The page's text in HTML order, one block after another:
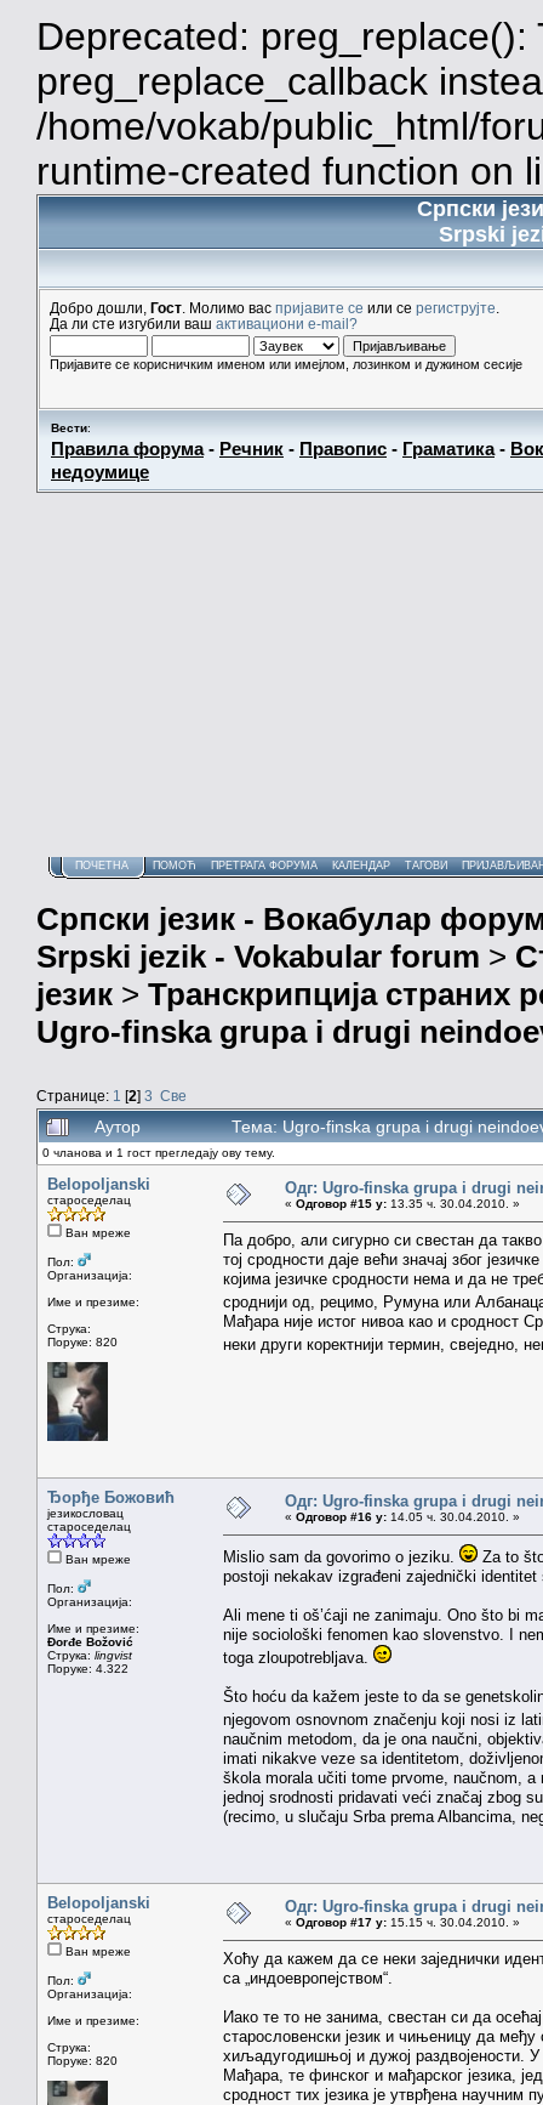
Deprecated:
preg_replace_callback
/home/vokab/public_html/
runtime-created function on
Српски
Srpski
Добро дошли, Гост . Молимо вас пријавите се или се региструјте
Да ли сте изгубили ваш активациони e-mail?
Пријавите се корисничким именом или имејлом, лозинком и дужином сесије
Вести:
Правила форума- Речник - Правопис - Граматика-
недоумице
ПОЧЕТНА ПОМОЋ ПРЕТРАГА ФОРУМА КАЛЕНДАР ТАГОВИ
Српски језик - Вокабулар
Srpski jezik - Vokabular forum >
језик > Транскрипција страних
Ugro-finska grupa i drugi
Странице: 1 [2] 3 Све
Аутор Тема: Ugro-finska grupa i drugi
0 чланова и 1 гост прегледају ову тему.
Belopoljanski
староседелац
Ван мреже
Пол:
Организација:
Име и презиме:
Струка:
Поруке: 820
Одг: Ugro-finska grupa i drugi
« Одговор #15 у: 13.35 ч. 30.04.2010. »
Па добро, али сигурно си свестан да
тој сродности даје већи значај због
којима језичке сродности нема и да не
сроднији од, рецимо, Румуна или
Мађара није истог нивоа као и сродност
неки други коректнији термин, свеједно,
Ђорђе Божовић
језикословац
староседелац
Ван мреже
Пол:
Организација:
Име и презиме:
Đorđe Božović
Струка: lingvist
Поруке: 4.322
Одг: Ugro-finska grupa i drugi
« Одговор #16 у: 14.05 ч. 30.04.2010. »
Mislio sam da govorimo o jeziku.
Za to
postoji nekakav izgrađeni zajednički
Ali mene ti oš’ćaji ne zanimaju. Ono što bi
nije sociološki fenomen kao slovenstvo. I
toga zloupotrebljava.
Što hoću da kažem jeste to da se
njegovom osnovnom značenju koji nosi iz
naučnim metodom, da je ona naučni,
imati nikakve veze sa identitetom,
škola morala učiti tome prvome, naučnom,
jednoj srodnosti pridavati veći značaj zbog
(recimo, u slučaju Srba prema Albancima,
Belopoljanski
староседелац
Ван мреже
Пол:
Организација:
Име и презиме:
Струка:
Поруке: 820
Одг: Ugro-finska grupa i drugi
« Одговор #17 у: 15.15 ч. 30.04.2010. »
Хоћу да кажем да се неки заједнички
са „индоевропејством“.
Иако те то не занима, свестан си да
старословенски језик и чињеницу да
хиљадугодишњој и дужој раздвојености.
Мађара, те финског и мађарског језика,
сродност тих језика је утврђена научним